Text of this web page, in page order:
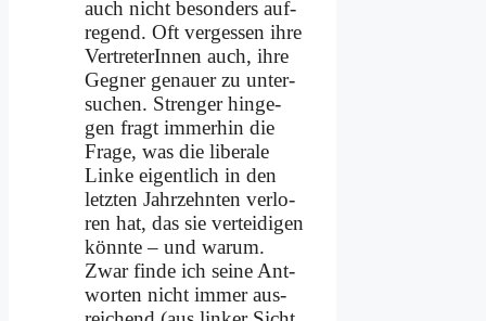
auch nicht be­son­ders auf­
re­gend. Oft ver­ges­sen ih­re
Ver­tre­te­rIn­nen auch, ih­re
Geg­ner ge­nau­er zu un­ter­
su­chen. Stren­ger hin­ge­
gen fragt im­mer­hin die
Fra­ge, was die li­be­ra­le
Lin­ke ei­gent­lich in den
letz­ten Jahr­zehn­ten ver­lo­
ren hat, das sie ver­tei­di­gen
könn­te – und war­um.
Zwar fin­de ich sei­ne Ant­
wor­ten nicht im­mer aus­